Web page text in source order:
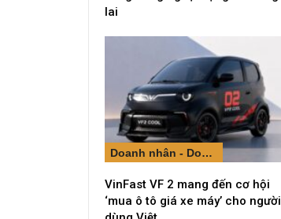
lai
Doanh nhân - Doanh nghiệp
VinFast VF 2 mang đến cơ hội
‘mua ô tô giá xe máy’ cho người